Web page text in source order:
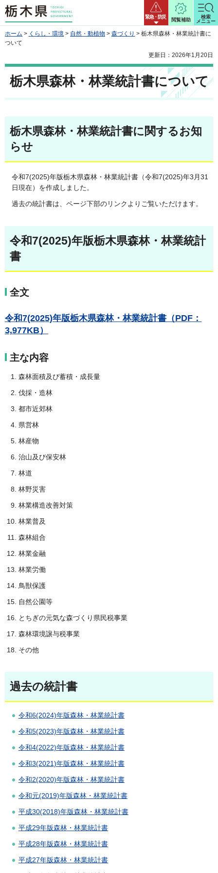
栃木県 緊急・防災
閲覧補助
検索
メニュー
ホーム > くらし・環境 > 自然・動植物 > 森づくり > 栃木県森林・林業統計書に
ついて
更新日：2026年1月20日
栃木県森林・林業統計書について
栃木県森林・林業統計書に関するお知
らせ
令和7(2025)年版栃木県森林・林業統計書（令和7(2025)年3月31
日現在）を作成しました。
過去の統計書は、ページ下部のリンクよりご覧いただけます。
令和7(2025)年版栃木県森林・林業統計
書
全文
令和7(2025)年版栃木県森林・林業統計書（PDF：
3,977KB）
主な内容
森林面積及び蓄積・成長量
伐採・造林
都市近郊林
県営林
林産物
治山及び保安林
林道
林野災害
林業構造改善対策
林業普及
森林組合
林業金融
林業労働
鳥獣保護
自然公園等
とちぎの元気な森づくり県民税事業
森林環境譲与税事業
その他
過去の統計書
令和6(2024)年版森林・林業統計書
令和5(2023)年版森林・林業統計書
令和4(2022)年版森林・林業統計書
令和3(2021)年版森林・林業統計書
令和2(2020)年版森林・林業統計書
令和元(2019)年版森林・林業統計書
平成30(2018)年版森林・林業統計書
平成29年版森林・林業統計書
平成28年版森林・林業統計書
平成27年版森林・林業統計書